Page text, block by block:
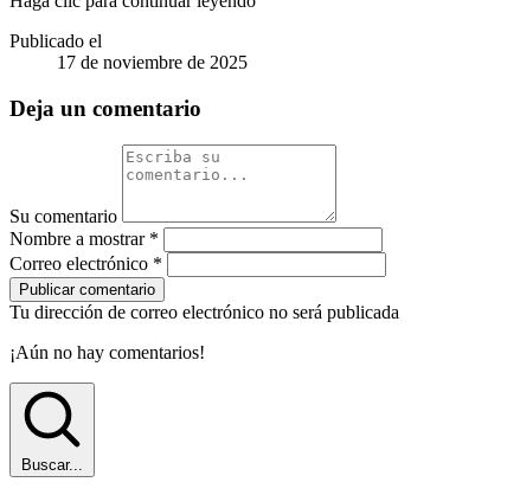
Publicado el
17 de noviembre de 2025
Deja un comentario
Su comentario
Nombre a mostrar *
Correo electrónico *
Publicar comentario
Tu dirección de correo electrónico no será publicada
¡Aún no hay comentarios!
Buscar...